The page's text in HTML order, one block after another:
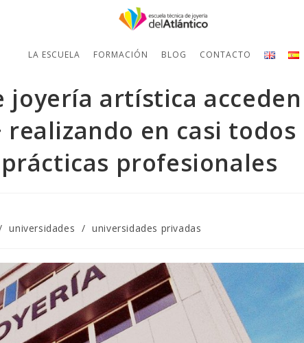
LA ESCUELA FORMACIÓN BLOG CONTACTO
joyería artística
realizando en casi todos
profesionales
universidades / universidades privadas